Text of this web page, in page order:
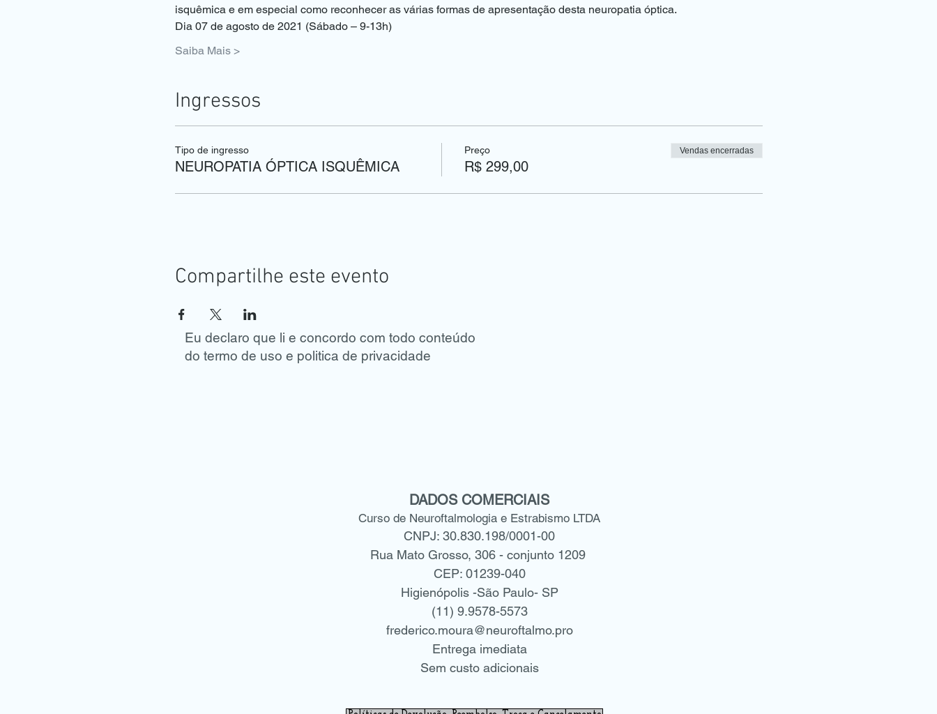
isquêmica e em especial como reconhecer as várias formas de apresentação desta neuropatia óptica.
Dia 07 de agosto de 2021 (Sábado – 9-13h)
Saiba Mais >
Ingressos
Tipo de ingresso
NEUROPATIA ÓPTICA ISQUÊMICA
Preço
R$ 299,00
Vendas encerradas
Compartilhe este evento
Eu declaro que li e concordo com todo conteúdo
do termo de uso e politica de privacidade
DADOS COMERCIAIS
Curso de Neuroftalmologia e Estrabismo LTDA
CNPJ: 30.830.198/0001-00
Rua Mato Grosso, 306 - conjunto 1209
CEP: 01239-040
Higienópolis -São Paulo- SP
(11) 9.9578-5573
frederico.moura@neuroftalmo.pro
Entrega imediata
Sem custo adicionais